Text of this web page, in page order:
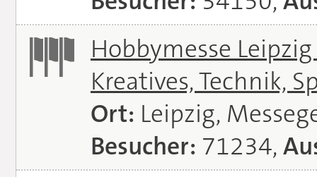
Hobbymesse
Kreatives, Technik,
Ort: Leipzig,
Besucher: 71234,